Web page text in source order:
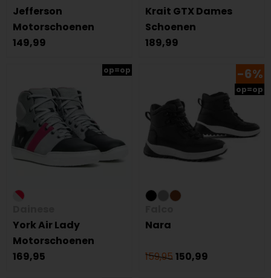
Jefferson
Motorschoenen
149,99
Krait GTX Dames
Schoenen
189,99
op=op
York Air Lady
Motorschoenen
169,95
-6%
op=op
Nara
159,95 150,99